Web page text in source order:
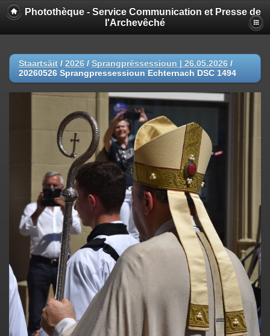
Photothèque - Service Communication et Presse de
l'Archevêché
Staartsäit / 2026 / Sprangprëssessioun | 26.05.2026 /
20260526 Sprangpressessioun Echternach DSC 1494